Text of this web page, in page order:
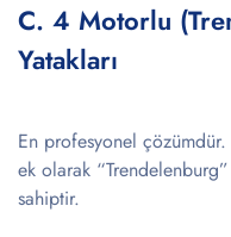
C. 4 Motorlu
Yatakları
En profesyonel
ek olarak
sahiptir.